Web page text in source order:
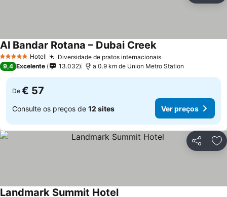
5 Estrelas Hotel Diversidade de pratos internacionais
Al Bandar Rotana – Dubai Creek
9,4 Excelente 13.032 a 0.9 km de Union Metro Station
De € 57
Consulte os preços de 12 sites Ver preços
Partilhar
Landmark Summit Hotel